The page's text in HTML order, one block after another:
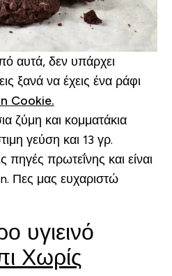
αυτά, δεν υπάρχει
ξανά να έχεις ένα ράφι
Cookie.
ζύμη και κομματάκια
γεύση και 13 γρ.
πηγές πρωτεΐνης και είναι
Πες μας ευχαριστώ
υγιεινό
Χωρίς